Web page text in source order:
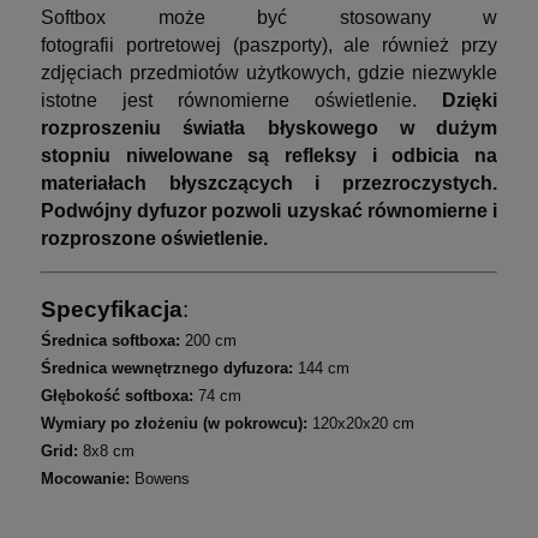
Softbox może być stosowany w
fotografii portretowej (paszporty), ale również przy
zdjęciach przedmiotów użytkowych, gdzie niezwykle
istotne jest równomierne oświetlenie.
Dzięki
rozproszeniu światła błyskowego w dużym
stopniu niwelowane są refleksy i odbicia na
materiałach błyszczących i przezroczystych.
Podwójny dyfuzor pozwoli uzyskać równomierne i
rozproszone oświetlenie.
Specyfikacja:
Średnica softboxa: 200 cm
Średnica wewnętrznego dyfuzora: 144 cm
Głębokość softboxa: 74 cm
Wymiary po złożeniu (w pokrowcu): 120x20x20 cm
Grid: 8x8 cm
Mocowanie: Bowens